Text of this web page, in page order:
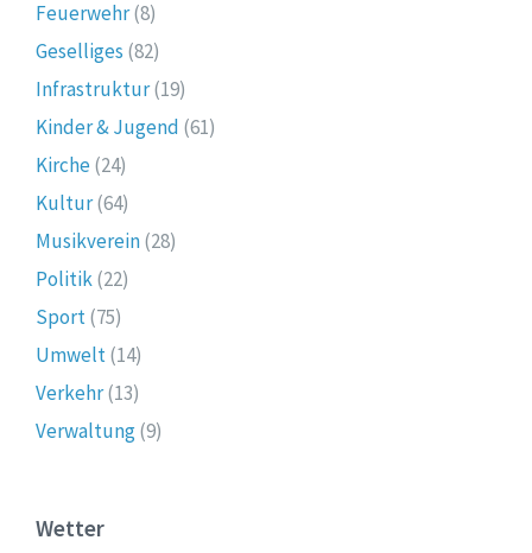
Feuerwehr(8)
Geselliges (82)
Infrastruktur(19)
Kinder & Jugend (61)
Kirche(24)
Kultur(64)
Musikverein(28)
Politik(22)
Sport(75)
Umwelt(14)
Verkehr(13)
Verwaltung(9)
Wetter